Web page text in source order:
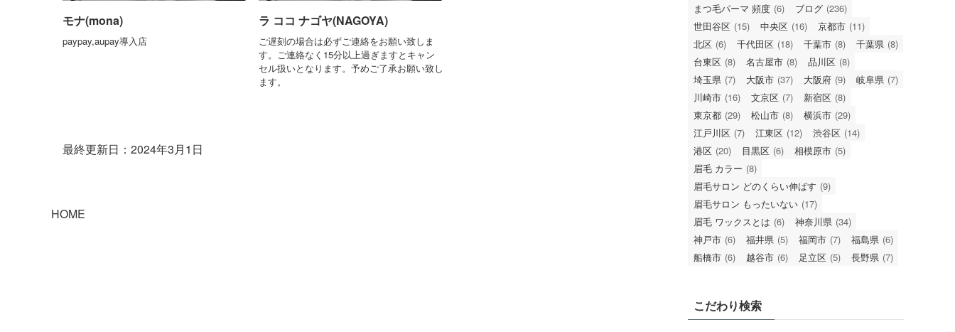
モナ(mona)
paypay,aupay導入店
ラ ココ ナゴヤ(NAGOYA)
ご遅刻の場合は必ずご連絡をお願い致しま
す。ご連絡なく15分以上過ぎますとキャン
セル扱いとなります。予めご了承お願い致し
ます。
最終更新日：2024年3月1日
HOME
まつ毛パーマ 頻度 (6) ブログ (236)
世田谷区 (15) 中央区 (16) 京都市 (11)
北区 (6) 千代田区 (18) 千葉市 (8) 千葉県 (8)
台東区 (8) 名古屋市 (8) 品川区 (8)
埼玉県 (7) 大阪市 (37) 大阪府 (9) 岐阜県 (7)
川崎市 (16) 文京区 (7) 新宿区 (8)
東京都 (29) 松山市 (8) 横浜市 (29)
江戸川区 (7) 江東区 (12) 渋谷区 (14)
港区 (20) 目黒区 (6) 相模原市 (5)
眉毛 カラー (8)
眉毛サロン どのくらい伸ばす (9)
眉毛サロン もったいない (17)
眉毛 ワックスとは (6) 神奈川県 (34)
神戸市 (6) 福井県 (5) 福岡市 (7) 福島県 (6)
船橋市 (6) 越谷市 (6) 足立区 (5) 長野県 (7)
こだわり検索